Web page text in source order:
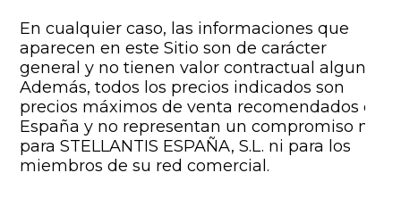
En cualquier caso, las informaciones que
aparecen en este Sitio son de carácter
general y no tienen valor contractual alguno.
Además, todos los precios indicados son
precios máximos de venta recomendados en
España y no representan un compromiso ni
para STELLANTIS ESPAÑA, S.L. ni para los
miembros de su red comercial.